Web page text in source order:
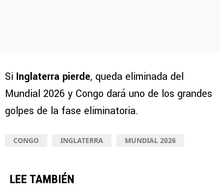
Si Inglaterra pierde, queda eliminada del
Mundial 2026 y Congo dará uno de los grandes
golpes de la fase eliminatoria.
CONGO INGLATERRA MUNDIAL 2026
LEE TAMBIÉN